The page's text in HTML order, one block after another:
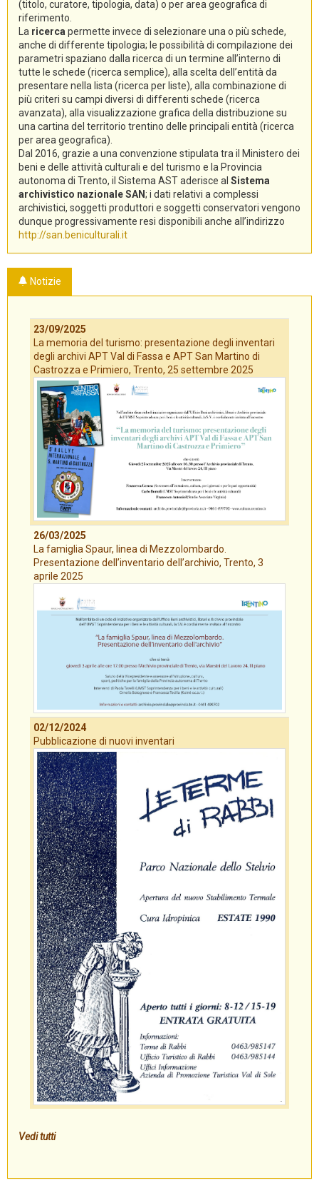
(titolo, curatore, tipologia, data) o per area geografica di
riferimento.
La ricerca permette invece di selezionare una o più schede,
anche di differente tipologia; le possibilità di compilazione dei
parametri spaziano dalla ricerca di un termine all’interno di
tutte le schede (ricerca semplice), alla scelta dell’entità da
presentare nella lista (ricerca per liste), alla combinazione di
più criteri su campi diversi di differenti schede (ricerca
avanzata), alla visualizzazione grafica della distribuzione su
una cartina del territorio trentino delle principali entità (ricerca
per area geografica).
Dal 2016, grazie a una convenzione stipulata tra il Ministero dei
beni e delle attività culturali e del turismo e la Provincia
autonoma di Trento, il Sistema AST aderisce al Sistema
archivistico nazionale SAN; i dati relativi a complessi
archivistici, soggetti produttori e soggetti conservatori vengono
dunque progressivamente resi disponibili anche all’indirizzo
http://san.beniculturali.it
Notizie
23/09/2025
La memoria del turismo: presentazione degli inventari
degli archivi APT Val di Fassa e APT San Martino di
Castrozza e Primiero, Trento, 25 settembre 2025
26/03/2025
La famiglia Spaur, linea di Mezzolombardo.
Presentazione dell’inventario dell’archivio, Trento, 3
aprile 2025
02/12/2024
Pubblicazione di nuovi inventari
Vedi tutti